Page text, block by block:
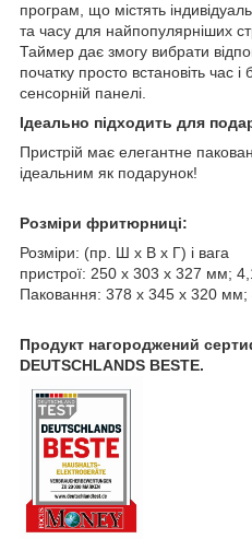
програм, що містять
та часу для найпопулярніших
Таймер дає змогу вибрати
початку просто встановіть час
сенсорній панелі.
Ідеально підходить для
Пристрій має елегантне
ідеальним як подарунок!
Розміри фритюрниці:
Розміри: (пр. Ш х В х Г) і вага
пристрої: 250 х 303 х 327 мм;
Паковання: 378 х 345 х 320 мм;
Продукт нагороджений
DEUTSCHLANDS BESTE.